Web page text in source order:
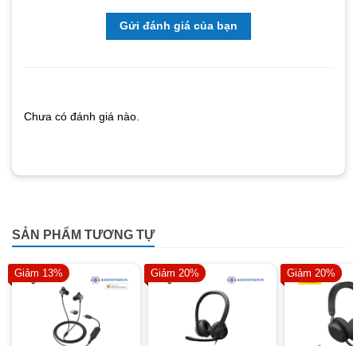
Gửi đánh giá của bạn
Chưa có đánh giá nào.
SẢN PHẨM TƯƠNG TỰ
Giảm 13% Giảm 20% Giảm 20%